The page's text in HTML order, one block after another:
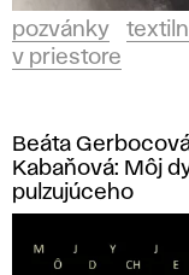
pozvánky
v priestore
Beáta
Kabaňová: Môj
pulzujúceho